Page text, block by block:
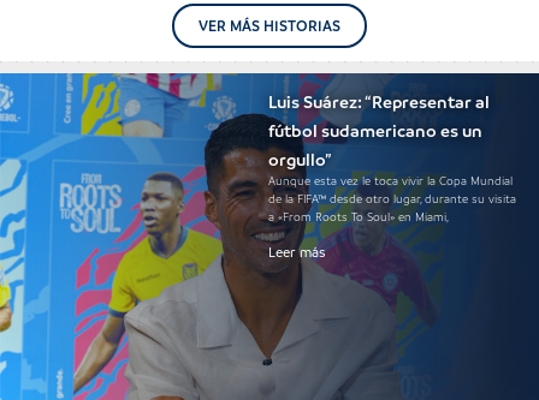
VER MÁS HISTORIAS
Luis Suárez: “Representar al
fútbol sudamericano es un
orgullo”
Aunque esta vez le toca vivir la Copa Mundial
de la FIFA™ desde otro lugar, durante su visita
a «From Roots To Soul» en Miami,
Leer más